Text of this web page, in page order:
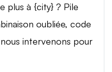
plus à {city} ? Pile
oubliée, code
intervenons pour